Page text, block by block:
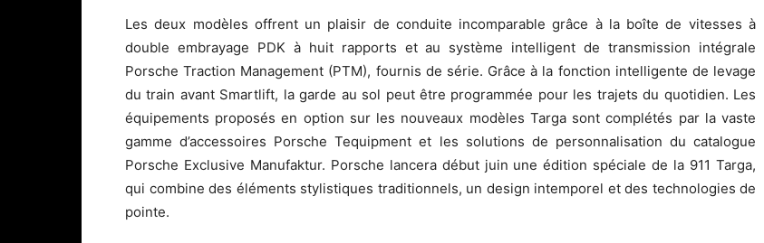
Les deux modèles offrent un plaisir de conduite incomparable grâce à la boîte de vitesses à
double embrayage PDK à huit rapports et au système intelligent de transmission intégrale
Porsche Traction Management (PTM), fournis de série. Grâce à la fonction intelligente de levage
du train avant Smartlift, la garde au sol peut être programmée pour les trajets du quotidien. Les
équipements proposés en option sur les nouveaux modèles Targa sont complétés par la vaste
gamme d’accessoires Porsche Tequipment et les solutions de personnalisation du catalogue
Porsche Exclusive Manufaktur. Porsche lancera début juin une édition spéciale de la 911 Targa,
qui combine des éléments stylistiques traditionnels, un design intemporel et des technologies de
pointe.